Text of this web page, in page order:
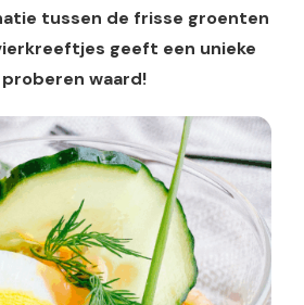
tussen de frisse groenten
geeft een unieke
waard!